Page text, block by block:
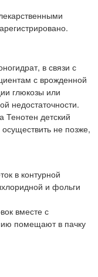
в связи с
с врожденной
глюкозы или
недостаточности.
Тенотен детский
не позже,
в контурной
и фольги
вместе с
помещают в пачку